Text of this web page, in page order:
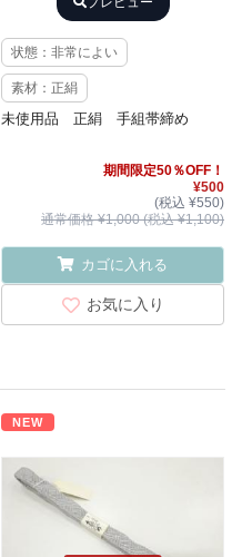
状態：非常によい
素材：正絹
未使用品 正絹 手組帯締め
期間限定50％OFF！
¥500
(税込 ¥550)
通常価格 ¥1,000 (税込 ¥1,100)
カゴに入れる
お気に入り
NEW